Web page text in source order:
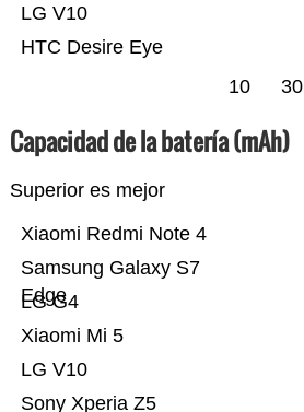
HTC Desire Eye
LG V10
10 30
Capacidad de la batería (mAh)
Superior es mejor
Sony Xperia Z5
LG V10
Xiaomi Mi 5
LG G4
Samsung Galaxy S7
Edge
Xiaomi Redmi Note 4